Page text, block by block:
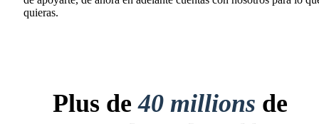
quieras.
Plus de40 millions de